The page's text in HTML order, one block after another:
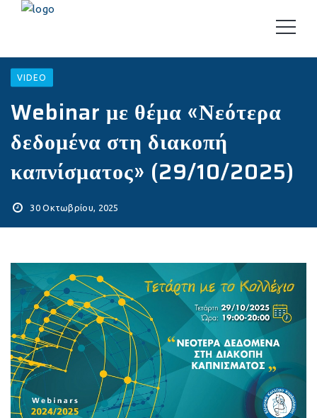
VIDEO
Webinar με θέμα «Νεότερα
δεδομένα στη διακοπή
καπνίσματος» (29/10/2025)
30 Οκτωβρίου, 2025